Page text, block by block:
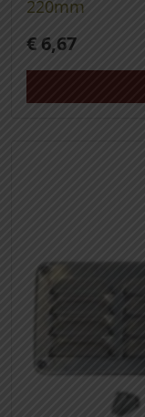
220mm
€ 6,67